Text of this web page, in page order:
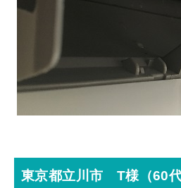
東京都立川市 T様（60代